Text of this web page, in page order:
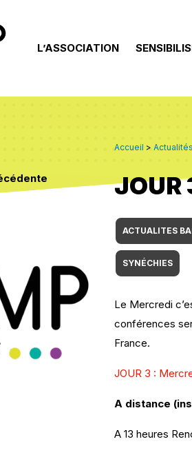
L’ASSOCIATION
Accueil > Actualités
ACTUALITES
SYNÉCHIES
Le Mercredi
conférences
France.
JOUR 3 :
A distance
A 13 heures